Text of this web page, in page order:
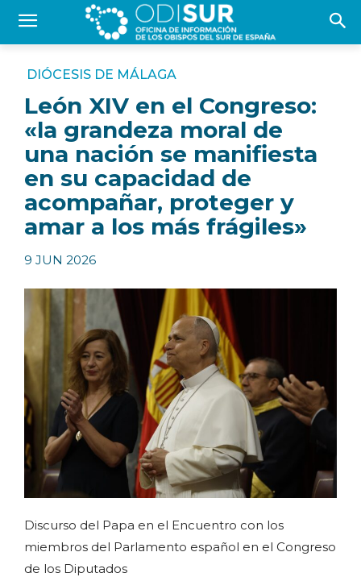
DIÓCESIS DE MÁLAGA
León XIV en el Congreso:
«la grandeza moral de
una nación se manifiesta
en su capacidad de
acompañar, proteger y
amar a los más frágiles»
9 JUN 2026
Discurso del Papa en el Encuentro con los
miembros del Parlamento español en el Congreso
de los Diputados